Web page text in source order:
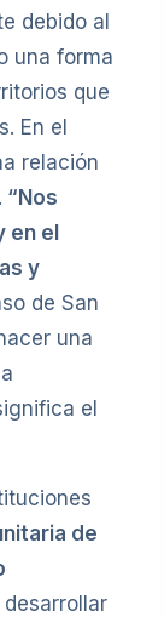
debido al
una forma
que
En el
relación
“Nos
en el
y
de San
una
el
de